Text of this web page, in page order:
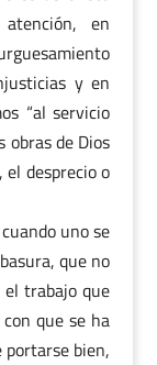
en
y en
“al servicio
obras de Dios
desprecio o
uno se
que no
trabajo que
que se ha
portarse bien,